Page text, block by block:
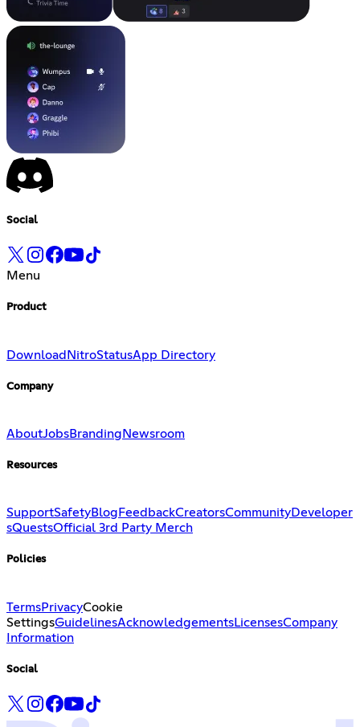
Social
Menu
Product
DownloadNitroStatusApp Directory
Company
AboutJobsBranding Newsroom
Resources
SupportSafetyBlog FeedbackCreatorsCommunityDeveloper
sQuestsOfficial 3rd Party Merch
Policies
TermsPrivacyCookie
SettingsGuidelinesAcknowledgementsLicensesCompany
Information
Social